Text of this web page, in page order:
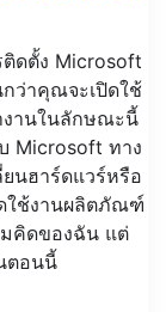
ดตั้ง Microsoft
ว่าคุณจะเปิดใช้
งานในลักษณะนี้
Microsoft ทาง
นฮาร์ดแวร์หรือ
ใช้งานผลิตภัณฑ์
คิดของฉัน แต่
ตอนนี้